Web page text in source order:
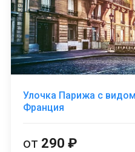
Улочка Парижа с
Франция
от 290 ₽